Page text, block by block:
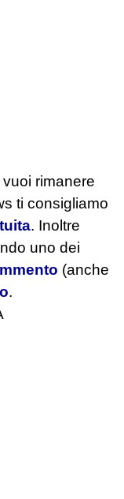
rimanere
ti consigliamo
. Inoltre
uno dei
(anche
.